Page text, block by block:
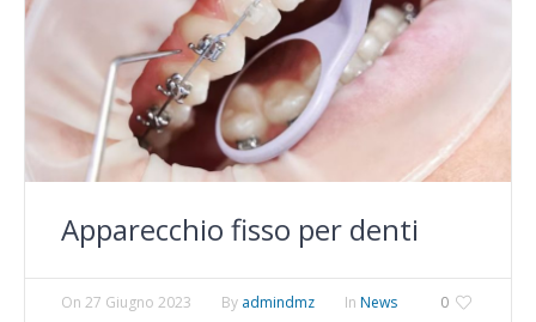
Apparecchio fisso per denti
0
On 27 Giugno 2023 By admindmz In News